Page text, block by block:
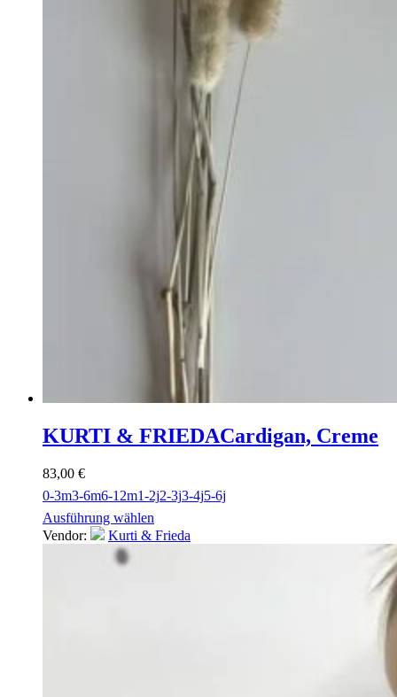
KURTI & FRIEDACardigan, Creme
83,00 €
0-3m3-6m6-12m1-2j2-3j3-4j5-6j
Ausführung wählen
Vendor:
Kurti & Frieda